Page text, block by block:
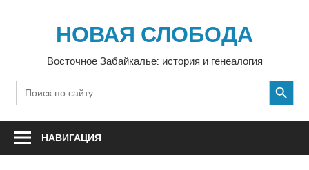
содержимомуНОВАЯ СЛОБОДА
Восточное Забайкалье: история и генеалогия
Search
for:
SEARCH BUTTON
НАВИГАЦИЯ